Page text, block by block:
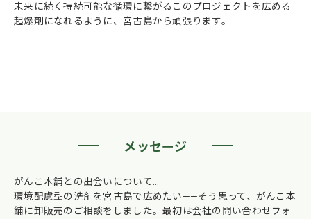
未来に続く持続可能な循環に繋がるこのプロジェクトを広める
起爆剤になれるように、宮古島から頑張ります。
メッセージ
がんこ本舗との出会いについて…
環境配慮型の洗剤を宮古島で広めたい——そう思って、がんこ本
舗に卸販売のご相談をしました。最初は会社の問い合わせフォ